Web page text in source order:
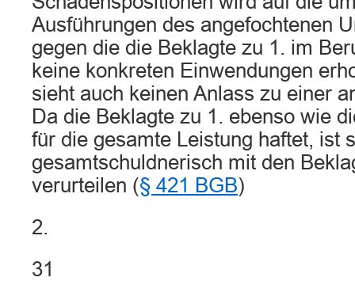
Ausführungen des angefochtenen
gegen die die Beklagte zu 1. im
keine konkreten Einwendungen
sieht auch keinen Anlass zu einer
Da die Beklagte zu 1. ebenso wie
für die gesamte Leistung haftet, ist
gesamtschuldnerisch mit den
verurteilen (§ 421 BGB)
2.
31